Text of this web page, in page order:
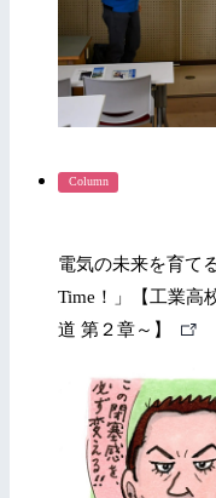
電気の未来を育て
Time！」【工業高
道 第２章～】
外
リ
ク
Column